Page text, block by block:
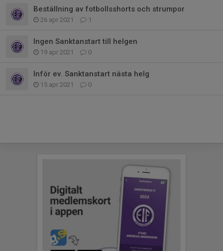
Beställning av fotbollsshorts och strumpor
26 apr 2021 1
Ingen Sanktanstart till helgen
19 apr 2021 0
Inför ev. Sanktanstart nästa helg
15 apr 2021 0